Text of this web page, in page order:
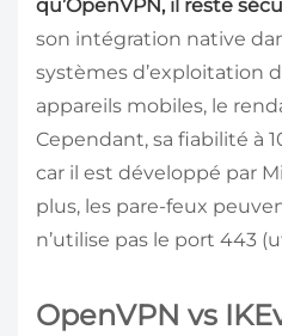
qu’OpenVPN, il reste
son intégration native
systèmes d’exploitation
appareils mobiles, le
Cependant, sa fiabilité à
car il est développé par
plus, les pare-feux
n’utilise pas le port 443
OpenVPN vs